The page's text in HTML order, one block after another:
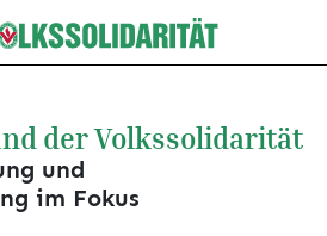
der Volkssolidarität
und
im Fokus